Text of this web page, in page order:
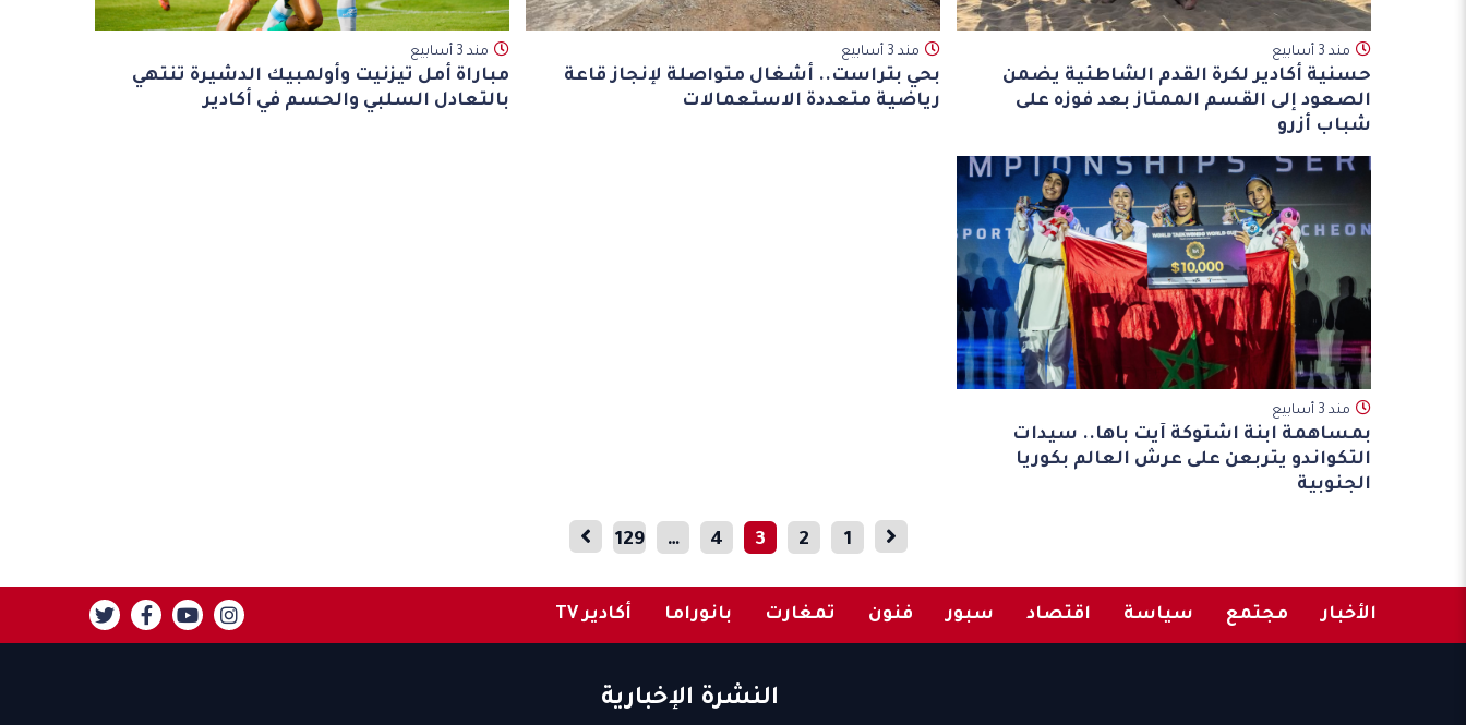
مند 3 أسابيع
حسنية أكادير لكرة القدم الشاطئية يضمن
الصعود إلى القسم الممتاز بعد فوزه على
شباب أزرو
مند 3 أسابيع
بحي بتراست.. أشغال متواصلة لإنجاز قاعة
رياضية متعددة الاستعمالات
مند 3 أسابيع
مباراة أمل تيزنيت وأولمبيك الدشيرة تنتهي
بالتعادل السلبي والحسم في أكادير
مند 3 أسابيع
بمساهمة ابنة اشتوكة آيت باها.. سيدات
التكواندو يتربعن على عرش العالم بكوريا
الجنوبية
1
2
3
4
…
129
الأخبار مجتمع سياسة اقتصاد سبور فنون تمغارت بانوراما أكادير TV
النشرة الإخبارية